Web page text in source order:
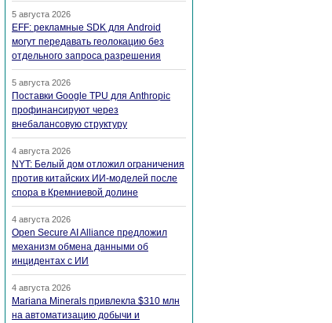
5 августа 2026
EFF: рекламные SDK для Android
могут передавать геолокацию без
отдельного запроса разрешения
5 августа 2026
Поставки Google TPU для Anthropic
профинансируют через
внебалансовую структуру
4 августа 2026
NYT: Белый дом отложил ограничения
против китайских ИИ-моделей после
спора в Кремниевой долине
4 августа 2026
Open Secure AI Alliance предложил
механизм обмена данными об
инцидентах с ИИ
4 августа 2026
Mariana Minerals привлекла $310 млн
на автоматизацию добычи и